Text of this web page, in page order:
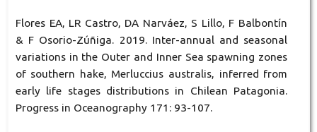
Flores EA, LR Castro, DA Narváez, S Lillo, F Balbontín
& F Osorio-Zúñiga. 2019. Inter-annual and seasonal
variations in the Outer and Inner Sea spawning zones
of southern hake, Merluccius australis, inferred from
early life stages distributions in Chilean Patagonia.
Progress in Oceanography 171: 93-107.